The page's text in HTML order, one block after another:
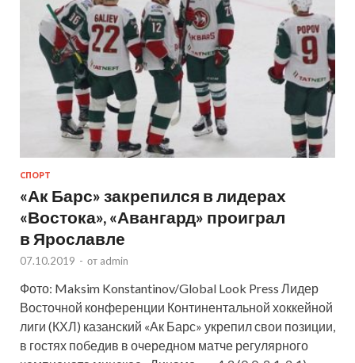
СПОРТ
«Ак Барс» закрепился в лидерах
«Востока», «Авангард» проиграл
в Ярославле
07.10.2019 - от admin
Фото: Maksim Konstantinov/Global Look Press Лидер
Восточной конференции Континентальной хоккейной
лиги (КХЛ) казанский «Ак Барс» укрепил свои позиции,
в гостях победив в очередном матче регулярного